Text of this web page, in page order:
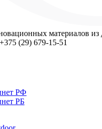
материалов
+375 (29) 679-15-51
РФ
РБ